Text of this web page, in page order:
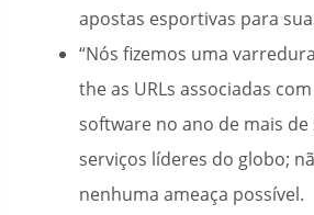
apostas esportivas para
“Nós fizemos uma
the as URLs associadas
software no ano de mais
serviços líderes do globo;
nenhuma ameaça possível.